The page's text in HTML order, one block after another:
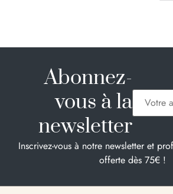
Abonnez-
vous à la
newsletter
Inscrivez-vous à notre newsletter et
offerte dès 75€ !